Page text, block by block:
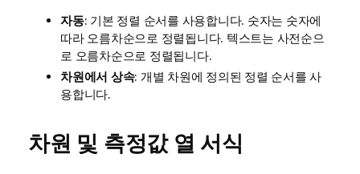
자동: 기본 정렬 순서를 사용합니다. 숫자는 숫자에
따라 오름차순으로 정렬됩니다. 텍스트는 사전순으
로 오름차순으로 정렬됩니다.
차원에서 상속: 개별 차원에 정의된 정렬 순서를 사
용합니다.
차원 및 측정값 열 서식